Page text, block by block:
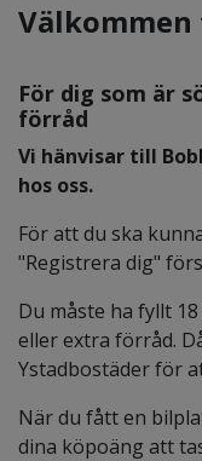
För dig som är
förråd
Vi hänvisar till
hos oss.
För att du ska
"Registrera dig"
Du måste ha fyllt
eller extra förråd.
Ystadbostäder för
När du fått en
dina köpoäng att